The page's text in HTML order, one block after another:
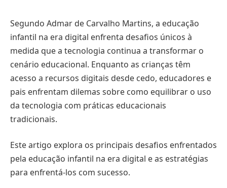
Segundo Admar de Carvalho Martins, a educação
infantil na era digital enfrenta desafios únicos à
medida que a tecnologia continua a transformar o
cenário educacional. Enquanto as crianças têm
acesso a recursos digitais desde cedo, educadores e
pais enfrentam dilemas sobre como equilibrar o uso
da tecnologia com práticas educacionais
tradicionais.
Este artigo explora os principais desafios enfrentados
pela educação infantil na era digital e as estratégias
para enfrentá-los com sucesso.